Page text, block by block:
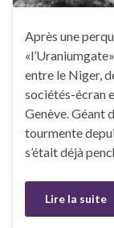
Après une
entre le Niger,
sociétés-écran
Genève. Géant
tourmente
s’était déjà
Lire la suite